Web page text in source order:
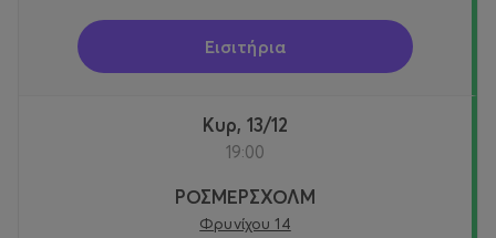
Εισιτήρια
Κυρ, 13/12
19:00
ΡΟΣΜΕΡΣΧΟΛΜ
Φρυνίχου 14